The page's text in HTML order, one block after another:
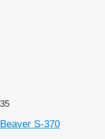
35
Beaver S-370